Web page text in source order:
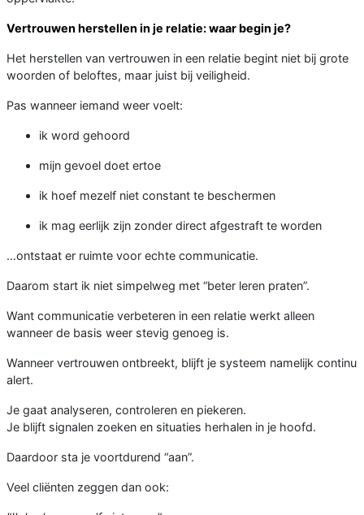
Vertrouwen herstellen in je relatie: waar begin je?
Het herstellen van vertrouwen in een relatie begint niet bij grote
woorden of beloftes, maar juist bij veiligheid.
Pas wanneer iemand weer voelt:
ik word gehoord
mijn gevoel doet ertoe
ik hoef mezelf niet constant te beschermen
ik mag eerlijk zijn zonder direct afgestraft te worden
…ontstaat er ruimte voor echte communicatie.
Daarom start ik niet simpelweg met “beter leren praten”.
Want communicatie verbeteren in een relatie werkt alleen
wanneer de basis weer stevig genoeg is.
Wanneer vertrouwen ontbreekt, blijft je systeem namelijk continu
alert.
Je gaat analyseren, controleren en piekeren.
Je blijft signalen zoeken en situaties herhalen in je hoofd.
Daardoor sta je voortdurend “aan”.
Veel cliënten zeggen dan ook: